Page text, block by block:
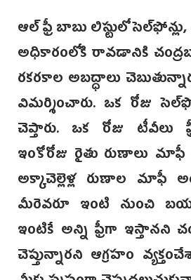
ఆల్‌ ఫ్రీ బాబు లిస్టులో
అధికారంలోకి రావడానికి
రకరకాల అబద్ధాలు
విమర్శించారు. ఒక రోజు
చెప్తారు. ఒక రోజు టీవీలు
ఇంకోరోజు రైతు రుణాలు మాఫీ
అక్కాచెల్లెళ్ల రుణాల మాఫీ
మీరెవరూ ఇంటి నుంచి
ఇంటికే అన్ని ఫ్రీగా ఇస్తానని
చెప్తున్నారని ఆగ్రహం